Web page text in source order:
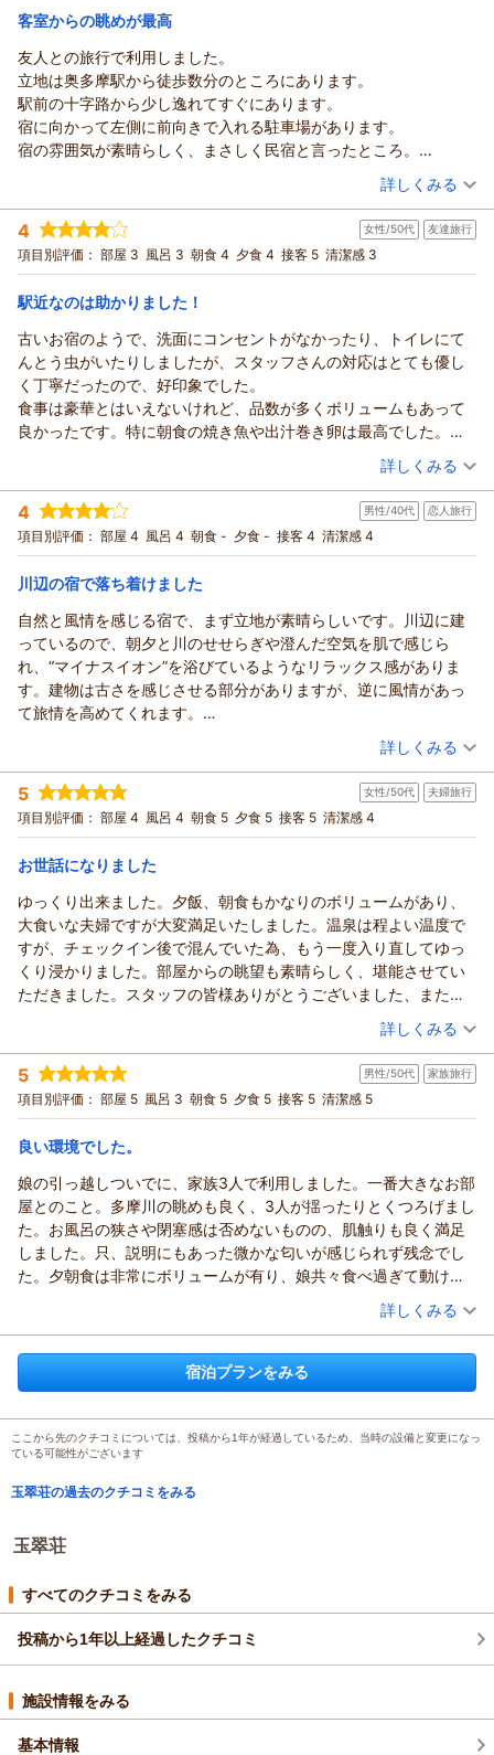
宿泊価格帯： 19,001～20,000円(大人一人あたり/税込)
客室からの眺めが最高
友人との旅行で利用しました。
立地は奥多摩駅から徒歩数分のところにあります。
駅前の十字路から少し逸れてすぐにあります。
宿に向かって左側に前向きで入れる駐車場があります。
宿の雰囲気が素晴らしく、まさしく民宿と言ったところ。
部屋には風呂トイレは無く、各階に男女のトイレがあります。
トイレは綺麗にされていて洋式トイレですし、怖い雰囲気もあり
ません。
部屋からの眺望は素晴らしく、目の前と言うより目の下が多摩川
となっております。沢の音も窓を閉めていても聞こえてくる程で
りは無いので何も見えないので注意です。
ただ、宿泊したのは11月中旬でしたが大自然過ぎて部屋の中には
五、六匹のカメムシが居て、逃がすのが大変でした。宿に関して
の不満点はそこだけだと思います。
お風呂は2つあり男女で分かれます。1日目夜と2日目朝で入れ替わ
るようで、一番下にある風呂は眺めが綺麗だったと聞いていま
今回のプランは朝ごはんのみだったのですが、朝ごはんはボリュ
ームたっぷりでとても良かったです。
朝ごはんで他の宿泊客を初めて見ましたが、カップルのお客さん
も複数いました。
また機会があれば利用したいです。
ありがとうございました。
（投稿日：2025/11/25）
宿泊時期： 2025年11月宿泊 (友達旅行)
投稿者： iku471さん
宿泊プラン： 【一泊朝食付き】絶景の多摩川ビューで寛ぎステイ。ビジネス
利用も大歓迎☆
和室 朝のみ
宿泊価格帯： 12,001～13,000円(大人一人あたり/税込)
詳しくみる
4 女性/50代 友達旅行
項目別評価： 部屋 3 風呂 3 朝食 4 夕食 4 接客 5 清潔感 3
駅近なのは助かりました！
古いお宿のようで、洗面にコンセントがなかったり、トイレにて
んとう虫がいたりしましたが、スタッフさんの対応はとても優し
く丁寧だったので、好印象でした。
食事は豪華とはいえないけれど、品数が多くボリュームもあって
良かったです。特に朝食の焼き魚や出汁巻き卵は最高でした。部
屋は広々としていて景色もよく、夜は川沿いでキャンプをしてい
る人達の焚火が幻想的でした。奥多摩駅からすぐの場所なので、
日原鍾乳洞へ行くのにも、駅前のバス停から行けたので便利でし
た。
（投稿日：2025/11/10）
宿泊時期： 2025年11月宿泊 (友達旅行)
投稿者： きよさん(女性/50代)
宿泊プラン： ★一泊二食付き★【スタンダード】絶品季節会席×絶景客室×
天然温泉
和洋室 朝・夕
宿泊価格帯： 19,001～20,000円(大人一人あたり/税込)
詳しくみる
4 男性/40代 恋人旅行
項目別評価： 部屋 4 風呂 4 朝食 - 夕食 - 接客 4 清潔感 4
川辺の宿で落ち着けました
自然と風情を感じる宿で、まず立地が素晴らしいです。川辺に建
っているので、朝夕と川のせせらぎや澄んだ空気を肌で感じら
れ、“マイナスイオン”を浴びているようなリラックス感がありま
す。建物は古さを感じさせる部分がありますが、逆に風情があっ
て旅情を高めてくれます。
部屋は思っていたよりも広々としていて、二人で過ごすには十
分。古い建物ならではの味わいも感じられるし、ゆったりと寛げ
るスペースが確保されているのが◎です。
温泉は「広い！」というわけではありませんが、そのぶん落ち着
きがありますし、泉質が良いので入浴後には肌にしっとり感が残
宿の方の対応も非常に丁寧。チェックインから細かな心配りが感
じられ、わからないことを聞いた時の応対や説明にも安心感があ
ります。
料金と内容を考えると、コスパは“値段相応”という印象。豪華さを
求める人には物足りない部分があるかもしれませんが、自然、温
泉、接客と部屋の広さを重視する人には十分満足できる宿です。
（投稿日：2025/09/21）
宿泊時期： 2025年08月宿泊 (恋人旅行)
投稿者： ナカジさん
宿泊プラン： 多摩川を一望。絶景の眺望宿でゆったり・・・【素泊まり】
和室 食事なし
宿泊価格帯： 10,001～11,000円(大人一人あたり/税込)
詳しくみる
5 女性/50代 夫婦旅行
項目別評価： 部屋 4 風呂 4 朝食 5 夕食 5 接客 5 清潔感 4
お世話になりました
ゆっくり出来ました。夕飯、朝食もかなりのボリュームがあり、
大食いな夫婦ですが大変満足いたしました。温泉は程よい温度で
すが、チェックイン後で混んでいた為、もう一度入り直してゆっ
くり浸かりました。部屋からの眺望も素晴らしく、堪能させてい
ただきました。スタッフの皆様ありがとうございました、またお
（投稿日：2025/09/16）
宿泊時期： 2025年09月宿泊 (夫婦旅行)
投稿者： sikawoさん
宿泊プラン： ★一泊二食付き★【スタンダード】絶品季節会席×絶景客室×
天然温泉
和洋室 朝・夕
宿泊価格帯： 21,001～22,000円(大人一人あたり/税込)
詳しくみる
5 男性/50代 家族旅行
項目別評価： 部屋 5 風呂 3 朝食 5 夕食 5 接客 5 清潔感 5
良い環境でした。
娘の引っ越しついでに、家族3人で利用しました。一番大きなお部
屋とのこと。多摩川の眺めも良く、3人が揺ったりとくつろげまし
た。お風呂の狭さや閉塞感は否めないものの、肌触りも良く満足
しました。只、説明にもあった微かな匂いが感じられず残念でし
た。夕朝食は非常にボリュームが有り、娘共々食べ過ぎて動けな
くなるほどで、大変満足でした。宿の方の対応も良く、難点と言
えば、階段移動が多いこと。そんな感じです。結果、満足しまし
（投稿日：2025/09/15）
宿泊時期： 2025年09月宿泊 (家族旅行)
投稿者： 安曇野ミッキーさん(男性/50代)
★一泊二食付き★【スタンダード】絶品季節会席×絶景客室×
天然温泉
宿泊価格帯： 22,001～23,000円(大人一人あたり/税込)
詳しくみる
宿泊プランをみる
ここから先のクチコミについては、投稿から1年が経過しているため、当時の設備と変更になっ
ている可能性がございます
玉翠荘の過去のクチコミをみる
玉翠荘
すべてのクチコミをみる
投稿から1年以上経過したクチコミ
施設情報をみる
基本情報